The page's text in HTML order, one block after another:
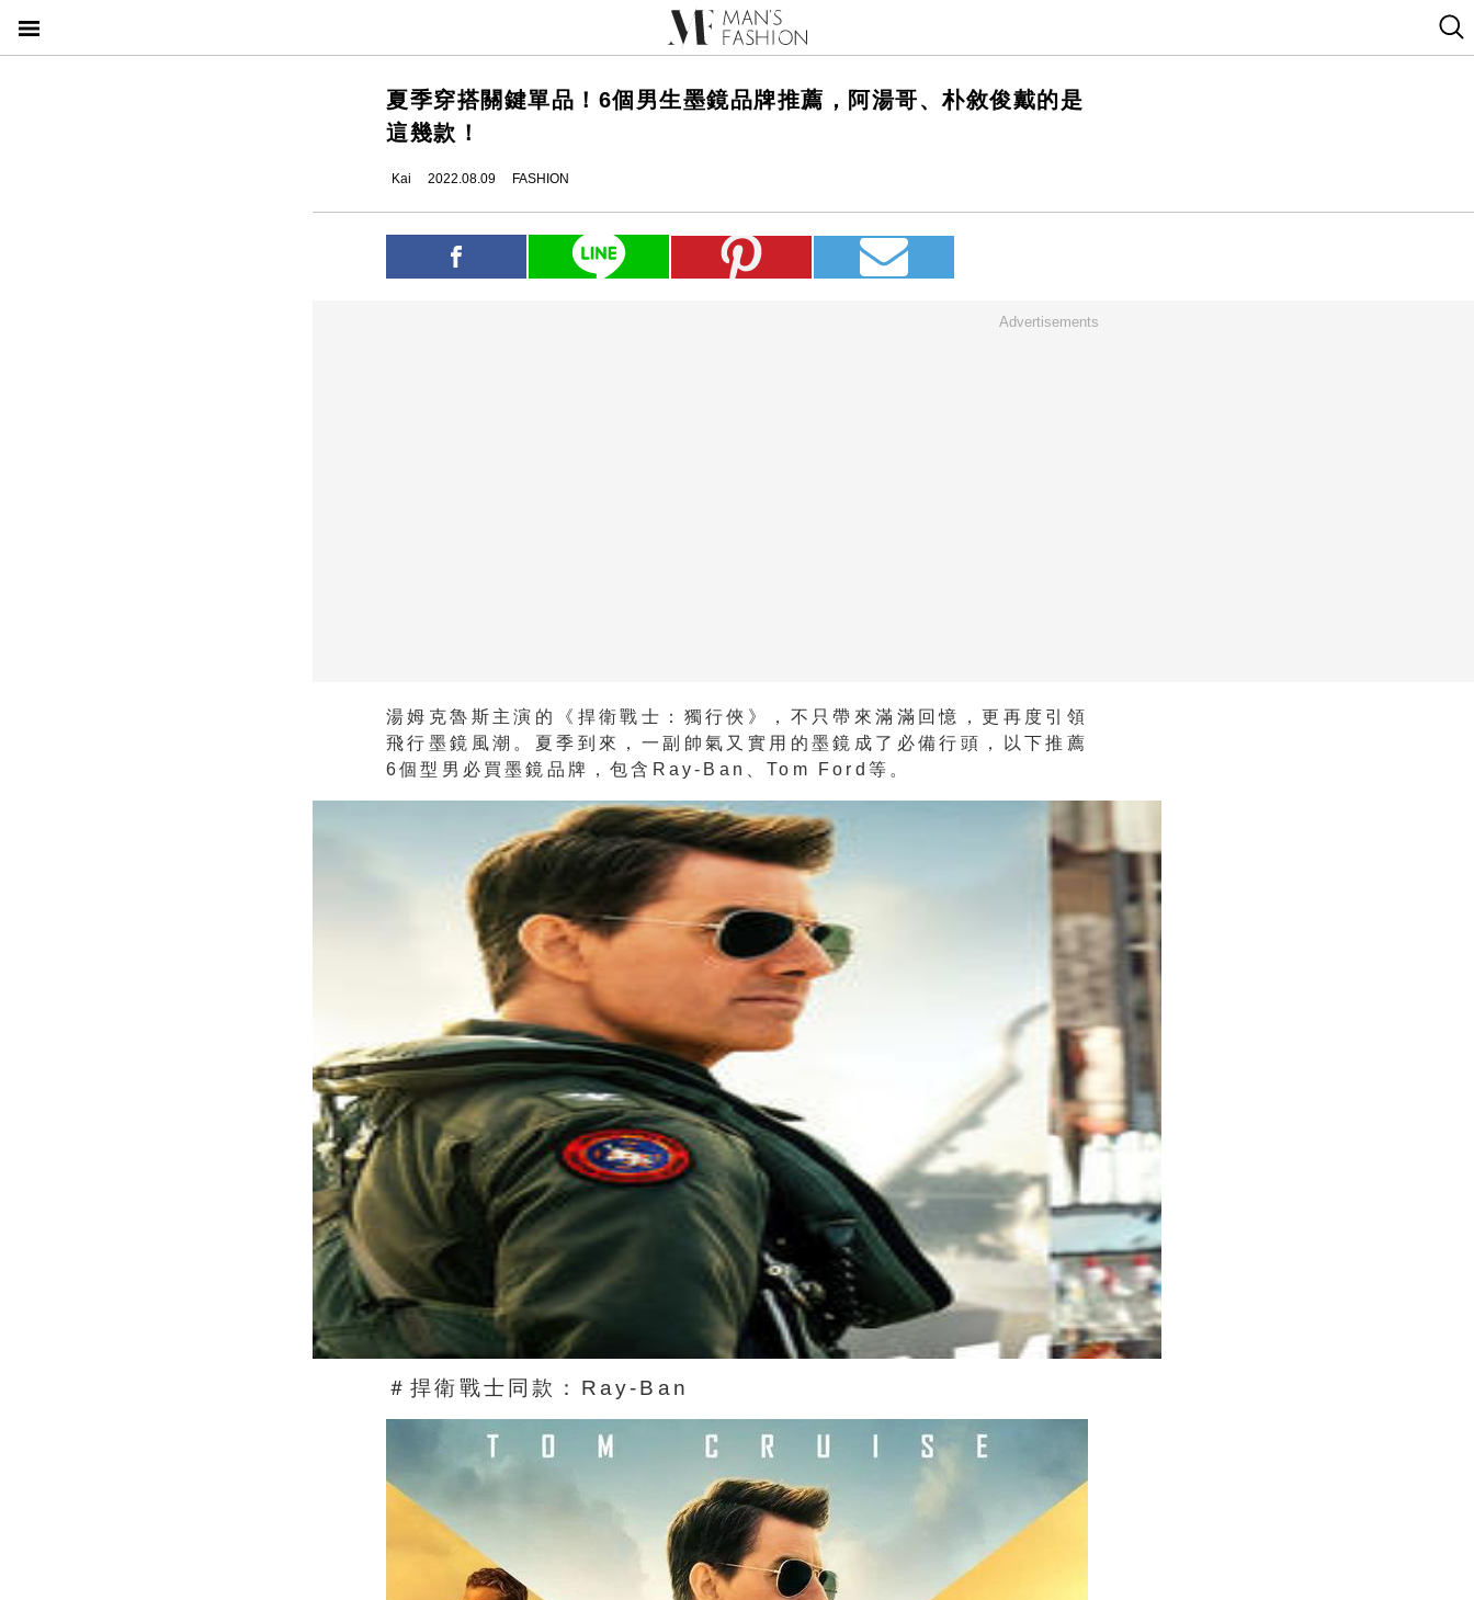
夏季穿搭關鍵單品！6個男生墨鏡品牌推薦，阿湯哥、朴敘俊戴的是
這幾款！
Kai 2022.08.09 FASHION
Advertisements
湯姆克魯斯主演的《捍衛戰士：獨行俠》，不只帶來滿滿回憶，更再度引領
飛行墨鏡風潮。夏季到來，一副帥氣又實用的墨鏡成了必備行頭，以下推薦
6個型男必買墨鏡品牌，包含Ray-Ban、Tom Ford等。
＃捍衛戰士同款：Ray-Ban